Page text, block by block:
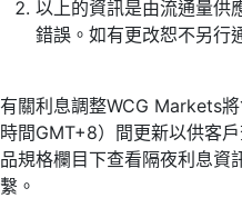
以上的資訊是由流通量供
錯誤。如有更改恕不另行
有關利息調整WCG Markets
時間GMT+8）間更新以供客
品規格欄目下查看隔夜利息資
繫。